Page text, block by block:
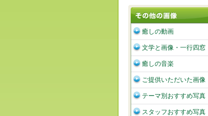
癒しの動画
文学と画像・一行四窓
癒しの音楽
ご提供いただいた画像
テーマ別おすすめ写真
スタッフおすすめ写真